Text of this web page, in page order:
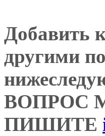
Добавить
другими
ВОПРОС
ПИШИТЕ